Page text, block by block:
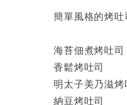
簡單風格的烤吐
海苔佃煮烤吐司
香鬆烤吐司
明太子美乃滋烤
納豆烤吐司